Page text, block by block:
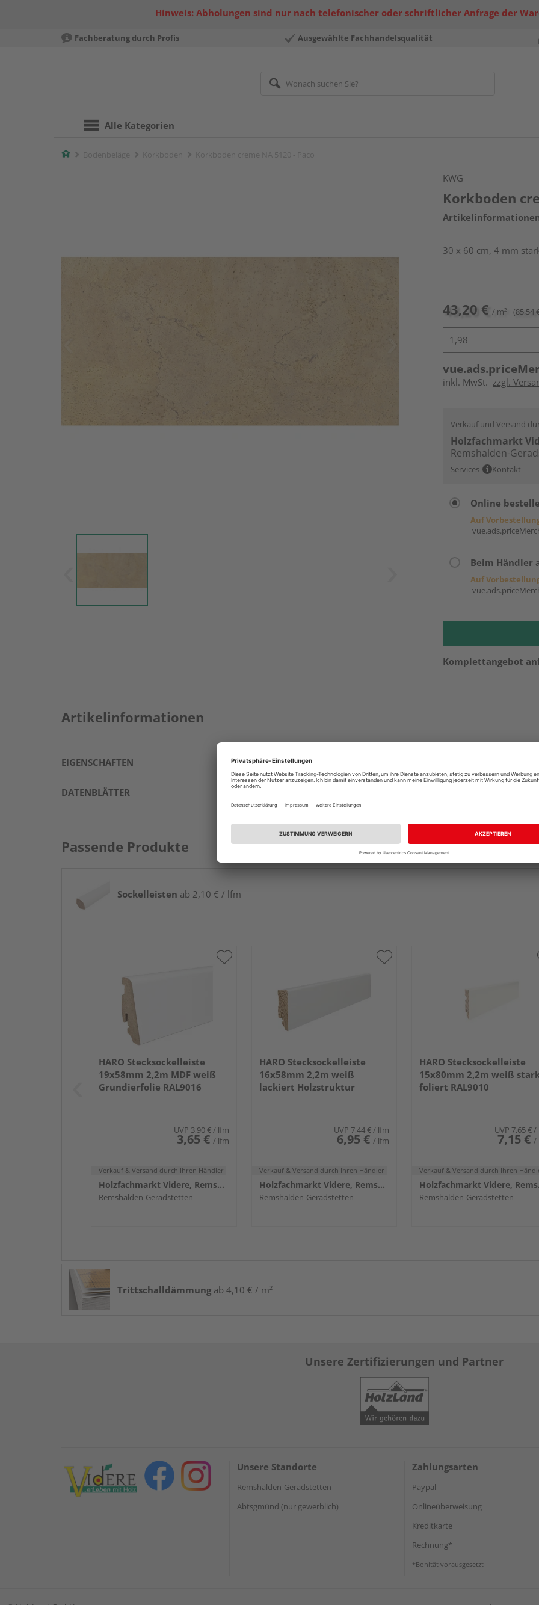
Hinweis: Abholungen sind nur nach telefonischer oder schriftlicher Anfrage der
Fachberatung durch Profis Ausgewählte Fachhandelsqualität
Alle Kategorien
Home
KWG
Korkboden
30 x 60 cm, 4 mm
43,20 € / m² (85,54
inkl. MwSt. zzgl.
Verkauf und Versand
Holzfachmarkt
Remshalden-
Services Kontakt
Online
Auf
Beim Händler
Auf
Komplettangebot
Artikelinformationen
EIGENSCHAFTEN
DATENBLÄTTER
Passende Produkte
Sockelleisten ab 2,10 € / lfm
HARO Stecksockelleiste
19x58mm 2,2m MDF weiß
Grundierfolie RAL9016
UVP 3,90 €/ lfm
3,65 € / lfm
Verkauf & Versand durch Ihren Händler
Holzfachmarkt Videre, Remshalden
Remshalden-Geradstetten
HARO Stecksockelleiste
16x58mm 2,2m weiß
lackiert Holzstruktur
UVP 7,44 €/ lfm
6,95 € / lfm
Verkauf & Versand durch Ihren Händler
Holzfachmarkt Videre, Remshalden
Remshalden-Geradstetten
HARO Stecksockelleiste
15x80mm 2,2m weiß
foliert RAL9010
UVP 7,65 €/
7,15 € /
Verkauf & Versand durch Ihren
Remshalden-Geradstetten
Trittschalldämmung ab 4,10 € / m²
Unsere Zertifizierungen und Partner
Unsere Standorte
Remshalden-Geradstetten
Abtsgmünd (nur gewerblich)
Zahlungsarten
Paypal
Onlineüberweisung
Kreditkarte
Rechnung*
*Bonität vorausgesetzt
©HolzLand GmbH Impressum